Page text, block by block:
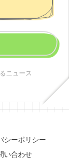
ニュース
シーポリシー
い合わせ